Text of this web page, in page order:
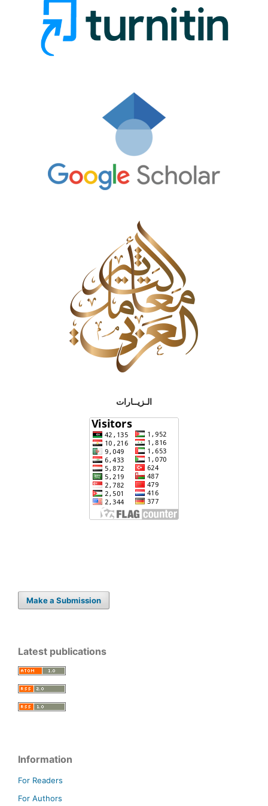
الـزيــارات
Make a Submission
Latest publications
Information
For Readers
For Authors